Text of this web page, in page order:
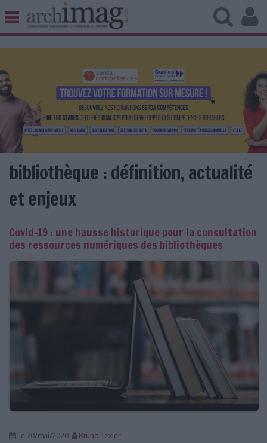
BIBLIOTHÈQUE ÉDITION
UNIVERS DATA
TRAVAIL COLLABORATIF
VIE NUMÉRIQUE
NUMÉRIQUE RESPONSABLE
LES NEWSLETTERS
bibliothèque : définition, actualité
et enjeux
Covid-19 : une hausse historique pour la consultation
des ressources numériques des bibliothèques
Le 20/mai/2020
Bruno Texier